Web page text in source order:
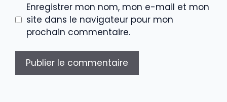
Enregistrer mon nom, mon e-mail et mon
site dans le navigateur pour mon
prochain commentaire.